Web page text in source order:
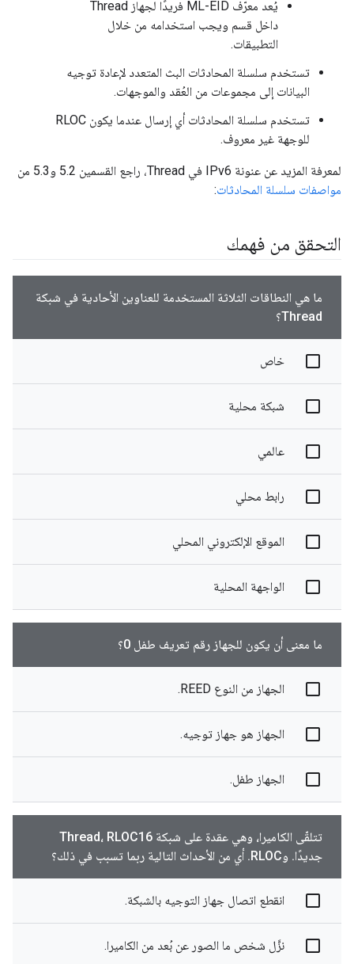
يُعد معرّف ML-EID فريدًا لجهاز Thread
داخل قسم ويجب استخدامه من خلال
التطبيقات.
تستخدم سلسلة المحادثات البث المتعدد لإعادة توجيه
البيانات إلى مجموعات من العُقد والموجهات.
تستخدم سلسلة المحادثات أي إرسال عندما يكون RLOC
للوجهة غير معروف.
لمعرفة المزيد عن عنونة IPv6 في Thread، راجع القسمين 5.2 و5.3 من
مواصفات سلسلة المحادثات:
التحقق من فهمك
ما هي النطاقات الثلاثة المستخدمة للعناوين الأحادية في شبكة
Thread؟
خاص
شبكة محلية
عالمي
رابط محلي
الموقع الإلكتروني المحلي
الواجهة المحلية
ما معنى أن يكون للجهاز رقم تعريف طفل 0؟
الجهاز من النوع REED.
الجهاز هو جهاز توجيه.
الجهاز طفل.
تتلقّى الكاميرا، وهي عقدة على شبكة Thread، RLOC16
جديدًا. وRLOC. أي من الأحداث التالية ربما تسبب في ذلك؟
انقطع اتصال جهاز التوجيه بالشبكة.
نزَّل شخص ما الصور عن بُعد من الكاميرا.